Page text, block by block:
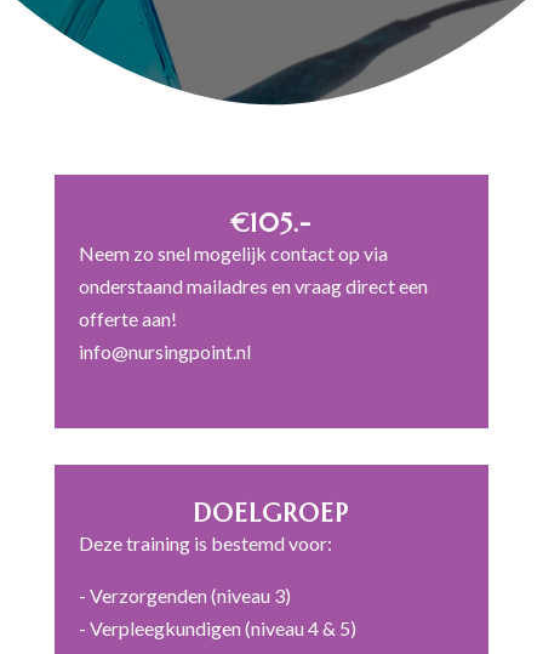
€105.-
Neem zo snel mogelijk contact op via
onderstaand mailadres en vraag direct een
offerte aan!
info@nursingpoint.nl
DOELGROEP
Deze training is bestemd voor:
- Verzorgenden (niveau 3)
- Verpleegkundigen (niveau 4 & 5)